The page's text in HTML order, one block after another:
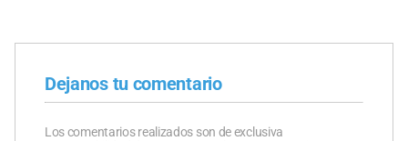
Dejanos tu comentario
Los comentarios realizados son de exclusiva